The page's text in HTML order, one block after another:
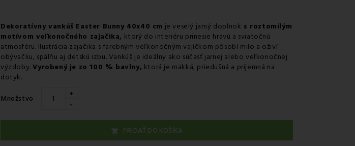
Utorok 11.08-Osobný odber v odbernom mieste GLS
Streda 12.08
-Packeta doručenie kuriérom na adresu
Dekoratívny vankúš Easter Bunny 40x40 cm je veselý jarný doplnok s roztomilým
motívom veľkonočného zajačika, ktorý do interiéru prinesie hravú a sviatočnú
atmosféru. Ilustrácia zajačika s farebným veľkonočným vajíčkom pôsobí milo a oživí
obývačku, spálňu aj detskú izbu. Vankúš je ideálny ako súčasť jarnej alebo veľkonočnej
výzdoby.Vyrobený je zo 100 % bavlny, ktorá je mäkká, priedušná a príjemná na
dotyk.
Množstvo +
-
 PRIDAŤ DO KOŠÍKA